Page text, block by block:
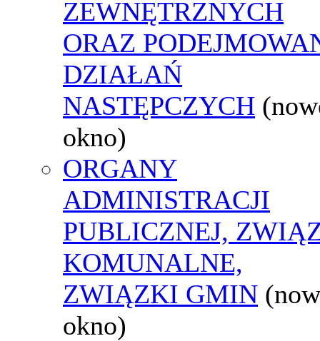
ZEWNĘTRZNYCH
ORAZ
DZIAŁAŃ
NASTĘPCZYCH
okno)
ORGANY
ADMINISTRACJI
PUBLICZNEJ,
KOMUNALNE,
ZWIĄZKI GMIN
okno)